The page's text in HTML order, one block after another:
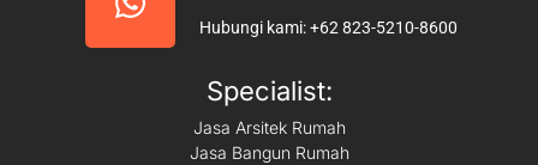
Hubungi kami: +62 823-5210-8600
Specialist:
Jasa Arsitek Rumah
Jasa Bangun Rumah